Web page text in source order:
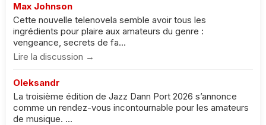
Max Johnson
Cette nouvelle telenovela semble avoir tous les
ingrédients pour plaire aux amateurs du genre :
vengeance, secrets de fa...
Lire la discussion →
Oleksandr
La troisième édition de Jazz Dann Port 2026 s’annonce
comme un rendez-vous incontournable pour les amateurs
de musique. ...